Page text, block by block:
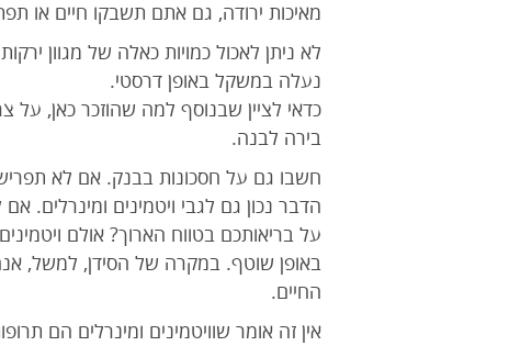
מאיכות ירודה, גם אתם תשבקו חיים או
לא ניתן לאכול כמויות כאלה של מגוון
נעלה במשקל באופן דרסטי.
כדאי לציין שבנוסף למה שהוזכר כאן, על
בירה לבנה.
חשבו גם על חסכונות בבנק. אם לא
הדבר נכון גם לגבי ויטמינים
על בריאותכם בטווח הארוך? אולם
באופן שוטף. במקרה של הסידן, למשל,
החיים.
אין זה אומר שוויטמינים ומינרלים הם